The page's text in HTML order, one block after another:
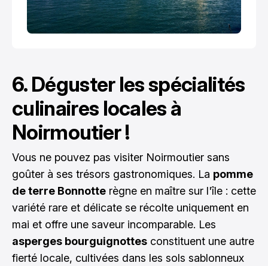
6. Déguster les spécialités
culinaires locales à
Noirmoutier !
Vous ne pouvez pas visiter Noirmoutier sans
goûter à ses trésors gastronomiques. La pomme
de terre Bonnotte règne en maître sur l'île : cette
variété rare et délicate se récolte uniquement en
mai et offre une saveur incomparable. Les
asperges bourguignottes constituent une autre
fierté locale, cultivées dans les sols sablonneux